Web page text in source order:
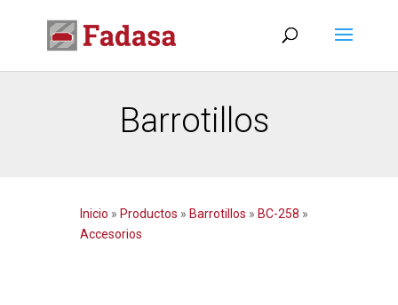
Barrotillos
Inicio » Productos » Barrotillos » BC-258 »
Accesorios